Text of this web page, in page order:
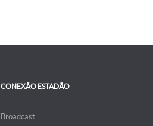
CONEXÃO ESTADÃO
Broadcast